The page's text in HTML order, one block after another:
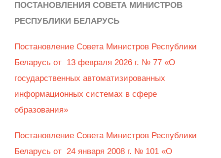
ПОСТАНОВЛЕНИЯ СОВЕТА МИНИСТРОВ
РЕСПУБЛИКИ БЕЛАРУСЬ
Постановление Совета Министров Республики
Беларусь от 13 февраля 2026 г. № 77 «О
государственных автоматизированных
информационных системах в сфере
образования»
Постановление Совета Министров Республики
Беларусь от 24 января 2008 г. № 101 «О